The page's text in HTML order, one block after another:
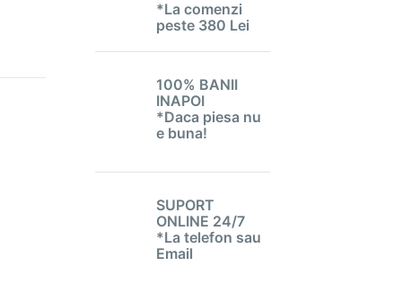
*La comenzi
peste 380 Lei
100% BANII
INAPOI
*Daca piesa nu
e buna!
SUPORT
ONLINE 24/7
*La telefon sau
Email